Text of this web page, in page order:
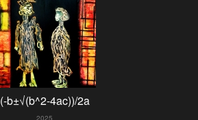
(-b±√(b^2-4ac))/2a
2025